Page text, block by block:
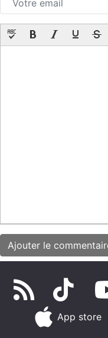
App store